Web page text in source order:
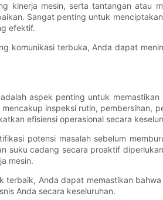
kinerja mesin, serta tantangan atau
Sangat penting untuk
efektif.
komunikasi terbuka, Anda dapat
aspek penting untuk
inspeksi rutin, pembersihan,
efisiensi operasional secara
potensi masalah sebelum
suku cadang secara proaktif
mesin.
Anda dapat memastikan
Anda secara keseluruhan.